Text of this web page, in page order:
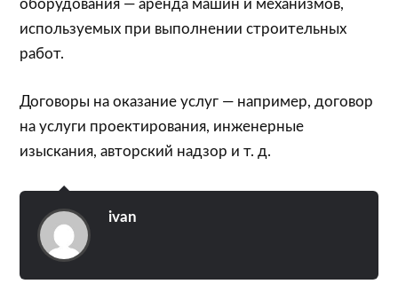
оборудования — аренда машин и механизмов,
используемых при выполнении строительных
работ.
Договоры на оказание услуг — например, договор
на услуги проектирования, инженерные
изыскания, авторский надзор и т. д.
ivan